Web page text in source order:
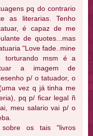
pq do contrario
as literarias. Tenho
é capaz de me
de quotes...mas
"Love fade..mine
msm é a
a imagem de
p/ o tatuador, o
vez q já tinha me
pq p/ ficar legal ñ
meu salario vai p/ o
os tais "livros